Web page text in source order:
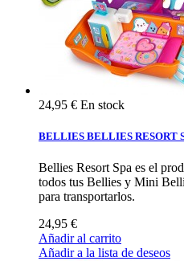
24,95 € En stock
BELLIES BELLIES RESORT
Bellies Resort Spa es el
todos tus Bellies y Mini
para transportarlos.
24,95 €
Añadir al carrito
Añadir a la lista de deseos